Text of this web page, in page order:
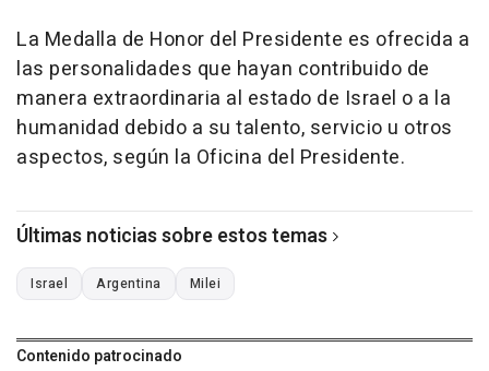
La Medalla de Honor del Presidente es ofrecida a
las personalidades que hayan contribuido de
manera extraordinaria al estado de Israel o a la
humanidad debido a su talento, servicio u otros
aspectos, según la Oficina del Presidente.
Últimas noticias sobre estos temas
Israel Argentina Milei
Contenido patrocinado